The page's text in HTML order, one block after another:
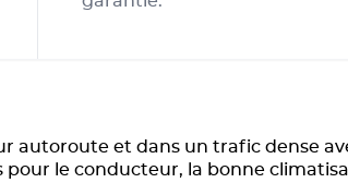
autoroute et dans un trafic dense
pour le conducteur, la bonne